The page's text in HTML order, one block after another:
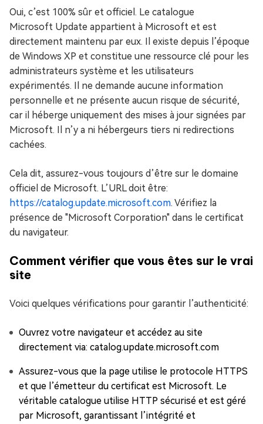
Oui, c’est 100% sûr et officiel. Le catalogue
Microsoft Update appartient à Microsoft et est
directement maintenu par eux. Il existe depuis l’époque
de Windows XP et constitue une ressource clé pour les
administrateurs système et les utilisateurs
expérimentés. Il ne demande aucune information
personnelle et ne présente aucun risque de sécurité,
car il héberge uniquement des mises à jour signées par
Microsoft. Il n’y a ni hébergeurs tiers ni redirections
cachées.
Cela dit, assurez-vous toujours d’être sur le domaine
officiel de Microsoft. L’URL doit être:
https://catalog.update.microsoft.com. Vérifiez la
présence de "Microsoft Corporation" dans le certificat
du navigateur.
Comment vérifier que vous êtes sur le vrai
site
Voici quelques vérifications pour garantir l’authenticité:
Ouvrez votre navigateur et accédez au site
directement via: catalog.update.microsoft.com
Assurez-vous que la page utilise le protocole HTTPS
et que l’émetteur du certificat est Microsoft. Le
véritable catalogue utilise HTTP sécurisé et est géré
par Microsoft, garantissant l’intégrité et